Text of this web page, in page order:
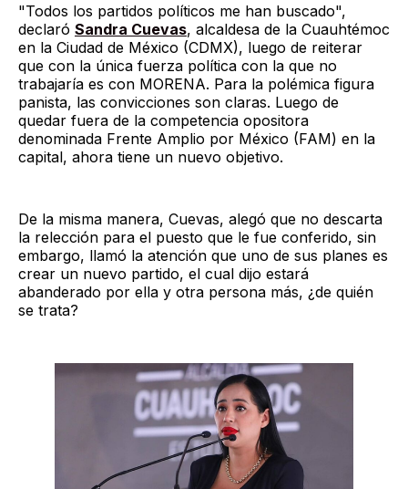
"Todos los partidos políticos me han buscado",
declaró Sandra Cuevas, alcaldesa de la Cuauhtémoc
en la Ciudad de México (CDMX), luego de reiterar
que con la única fuerza política con la que no
trabajaría es con MORENA. Para la polémica figura
panista, las convicciones son claras. Luego de
quedar fuera de la competencia opositora
denominada Frente Amplio por México (FAM) en la
capital, ahora tiene un nuevo objetivo.
De la misma manera, Cuevas, alegó que no descarta
la relección para el puesto que le fue conferido, sin
embargo, llamó la atención que uno de sus planes es
crear un nuevo partido, el cual dijo estará
abanderado por ella y otra persona más, ¿de quién
se trata?